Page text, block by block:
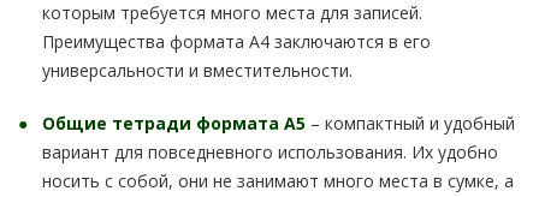
которым требуется много места для записей.
Преимущества формата А4 заключаются в его
универсальности и вместительности.
Общие тетради формата А5 – компактный и удобный
вариант для повседневного использования. Их удобно
носить с собой, они не занимают много места в сумке, а